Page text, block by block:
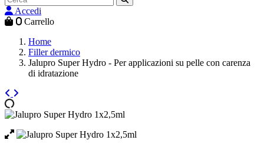
Accedi
0 Carrello
Home
Filler dermico
Jalupro Super Hydro - Per applicazioni su pelle con carenza
di idratazione